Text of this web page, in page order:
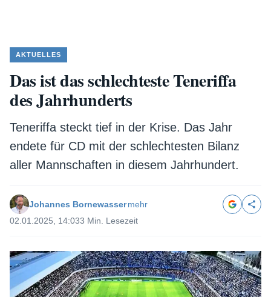
AKTUELLES
Das ist das schlechteste Teneriffa
des Jahrhunderts
Teneriffa steckt tief in der Krise. Das Jahr
endete für CD mit der schlechtesten Bilanz
aller Mannschaften in diesem Jahrhundert.
Johannes Bornewassermehr
02.01.2025, 14:033 Min. Lesezeit